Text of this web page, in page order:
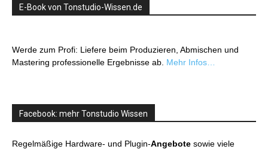
E-Book von Tonstudio-Wissen.de
Werde zum Profi: Liefere beim Produzieren, Abmischen und
Mastering professionelle Ergebnisse ab. Mehr Infos…
Facebook: mehr Tonstudio Wissen
Regelmäßige Hardware- und Plugin-Angebote sowie viele